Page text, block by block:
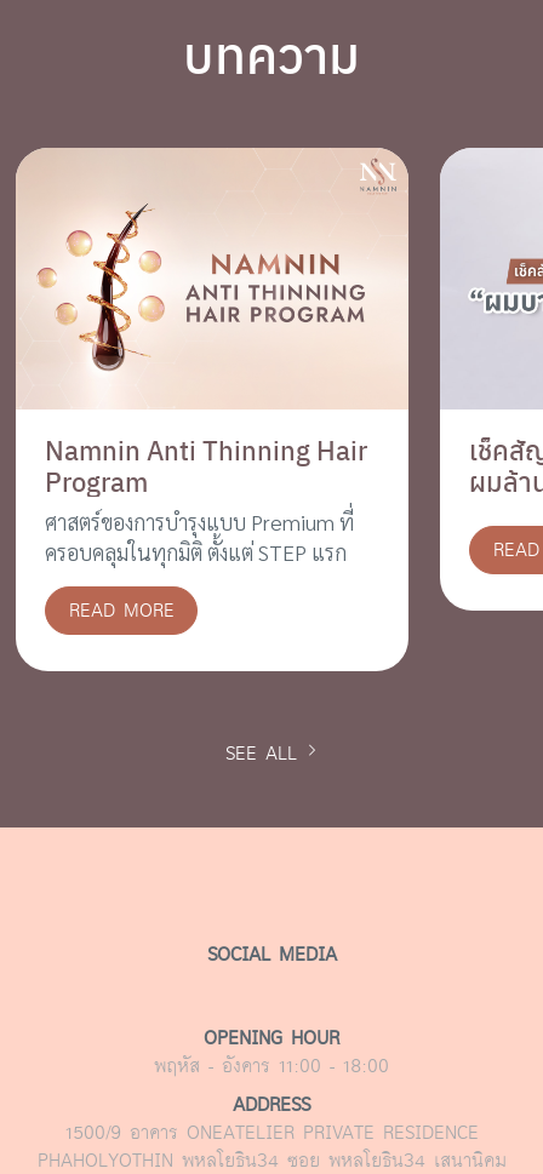
บทความ
Namnin Anti Thinning Hair
Program
ศาสตร์ของการบำรุงแบบ Premium ที่
ครอบคลุมในทุกมิติ ตั้งแต่ STEP แรก
READ MORE
เช็ค
ผมล้า
SEE ALL 
SOCIAL MEDIA
OPENING HOUR
พฤหัส - อังคาร 11:00 - 18:00
ADDRESS
1500/9 อาคาร ONEATELIER PRIVATE RESIDENCE
PHAHOLYOTHIN พหลโยธิน34 ซอย พหลโยธิน34 เสนานิคม